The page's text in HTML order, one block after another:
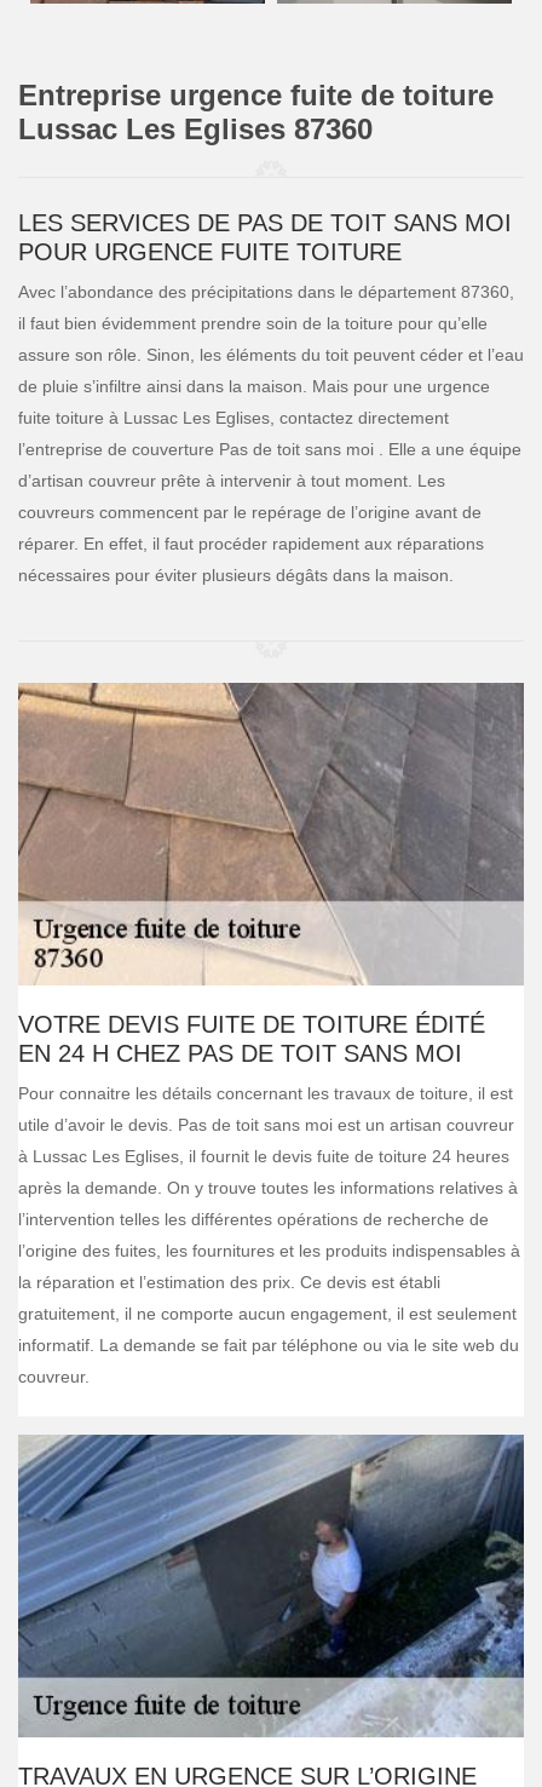
Entreprise urgence fuite de toiture
Lussac Les Eglises 87360
LES SERVICES DE PAS DE TOIT SANS MOI
POUR URGENCE FUITE TOITURE
Avec l’abondance des précipitations dans le département 87360,
il faut bien évidemment prendre soin de la toiture pour qu’elle
assure son rôle. Sinon, les éléments du toit peuvent céder et l’eau
de pluie s’infiltre ainsi dans la maison. Mais pour une urgence
fuite toiture à Lussac Les Eglises, contactez directement
l’entreprise de couverture Pas de toit sans moi . Elle a une équipe
d’artisan couvreur prête à intervenir à tout moment. Les
couvreurs commencent par le repérage de l’origine avant de
réparer. En effet, il faut procéder rapidement aux réparations
nécessaires pour éviter plusieurs dégâts dans la maison.
VOTRE DEVIS FUITE DE TOITURE ÉDITÉ
EN 24 H CHEZ PAS DE TOIT SANS MOI
Pour connaitre les détails concernant les travaux de toiture, il est
utile d’avoir le devis. Pas de toit sans moi est un artisan couvreur
à Lussac Les Eglises, il fournit le devis fuite de toiture 24 heures
après la demande. On y trouve toutes les informations relatives à
l’intervention telles les différentes opérations de recherche de
l’origine des fuites, les fournitures et les produits indispensables à
la réparation et l’estimation des prix. Ce devis est établi
gratuitement, il ne comporte aucun engagement, il est seulement
informatif. La demande se fait par téléphone ou via le site web du
couvreur.
TRAVAUX EN URGENCE SUR L’ORIGINE